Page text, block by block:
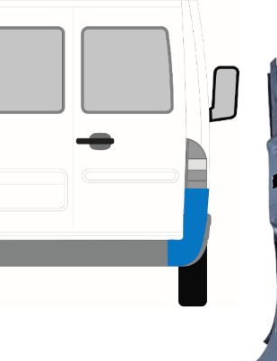
Ford
Honda
Hyundai
Iveco
Jeep
Kia
MAN
Mercedes-Benz